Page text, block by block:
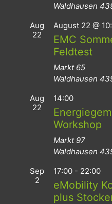
Waldhausen
Aug
22
August 22 @
EMC
Feldtest
Markt 65
Waldhausen
Aug
22
14:00
Workshop
Markt 97
Waldhausen
Sep
2
17:00 - 22:00
eMobility
plus